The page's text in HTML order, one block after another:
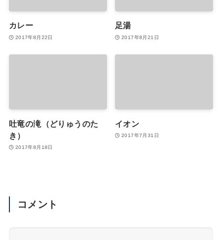
カレー
2017年8月22日
足湯
2017年8月21日
吐竜の滝（どりゅうのた
き）
2017年8月18日
イオン
2017年7月31日
コメント